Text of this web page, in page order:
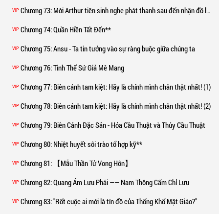
VIP Chương 73: Mời Arthur tiên sinh nghe phát thanh sau đến nhận đồ lót của ngài (2)
VIP Chương 74: Quần Hiền Tất Đến**
VIP Chương 75: Ansu - Ta tin tưởng vào sự ràng buộc giữa chúng ta
VIP Chương 76: Tinh Thể Sứ Giả Mê Mang
VIP Chương 77: Biên cảnh tam kiệt: Hãy là chính mình chân thật nhất! (1)
VIP Chương 78: Biên cảnh tam kiệt: Hãy là chính mình chân thật nhất! (2)
VIP Chương 79: Biên Cảnh Đặc Sản - Hỏa Cầu Thuật và Thủy Cầu Thuật
VIP Chương 80: Nhiệt huyết sôi trào tổ hợp kỹ**
VIP Chương 81: 【Mẫu Thần Tử Vong Hôn】
VIP Chương 82: Quang Ám Lưu Phái —— Nam Thông Cấm Chỉ Lưu
VIP Chương 83: "Rốt cuộc ai mới là tín đồ của Thống Khổ Mật Giáo?"